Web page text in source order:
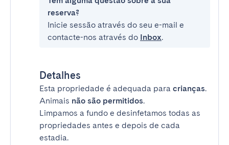
reserva?
Inicie sessão através do seu e-mail e
contacte-nos através do Inbox.
Detalhes
Esta propriedade é adequada para crianças.
Animais não são permitidos.
Limpamos a fundo e desinfetamos todas as
propriedades antes e depois de cada
estadia.